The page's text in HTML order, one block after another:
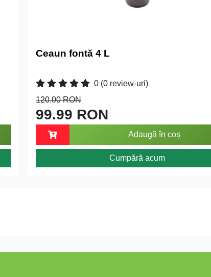
Ceaun fontă 4 L
0 (0 review-uri)
120.00 RON
99.99 RON
Adaugă în coș
Cumpără acum